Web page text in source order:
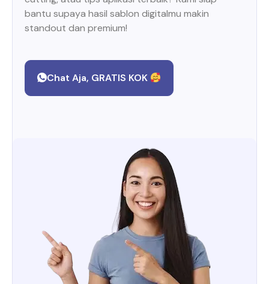
bantu supaya hasil sablon digitalmu makin
standout dan premium!
Chat Aja, GRATIS KOK